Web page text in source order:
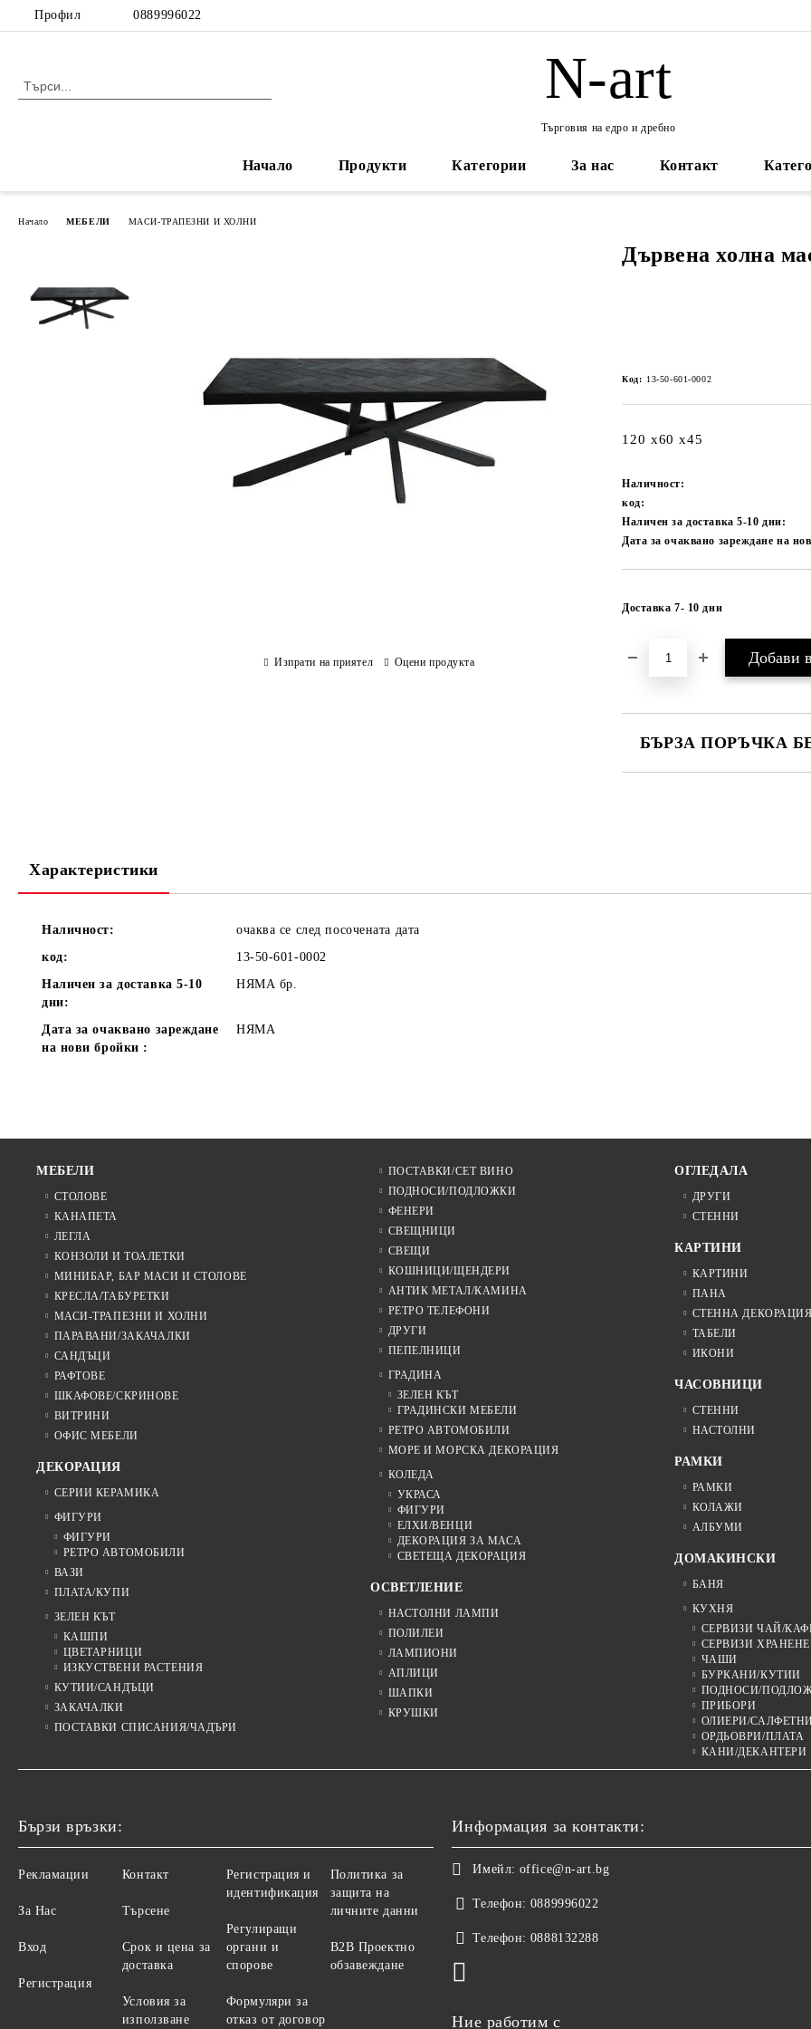
Профил 0889996022
N-art
Търговия на едро и дребно
Начало Продукти Категории За нас Контакт
Начало МЕБЕЛИ МАСИ-ТРАПЕЗНИ И ХОЛНИ
Дървена холна
Код: 13-50-601-0002
120 x60 x45
Наличност:
код:
Наличен за доставка 5-10 дни:
Дата за очаквано зареждане на
Доставка 7- 10 дни
БЪРЗА ПОРЪЧКА
Изпрати на приятел Оцени продукта
Характеристики
Наличност:
очаква се след посочената дата
код:
13-50-601-0002
Наличен за доставка 5-10
дни:
НЯМА бр.
Дата за очаквано зареждане
на нови бройки :
НЯМА
МЕБЕЛИ
СТОЛОВЕ
КАНАПЕТА
ЛЕГЛА
КОНЗОЛИ И ТОАЛЕТКИ
МИНИБАР, БАР МАСИ И СТОЛОВЕ
КРЕСЛА/ТАБУРЕТКИ
МАСИ-ТРАПЕЗНИ И ХОЛНИ
ПАРАВАНИ/ЗАКАЧАЛКИ
САНДЪЦИ
РАФТОВЕ
ШКАФОВЕ/СКРИНОВЕ
ВИТРИНИ
ОФИС МЕБЕЛИ
ДЕКОРАЦИЯ
СЕРИИ КЕРАМИКА
ФИГУРИ
ФИГУРИ
РЕТРО АВТОМОБИЛИ
ВАЗИ
ПЛАТА/КУПИ
ЗЕЛЕН КЪТ
КАШПИ
ЦВЕТАРНИЦИ
ИЗКУСТВЕНИ РАСТЕНИЯ
КУТИИ/САНДЪЦИ
ЗАКАЧАЛКИ
ПОСТАВКИ СПИСАНИЯ/ЧАДЪРИ
ПОСТАВКИ/СЕТ ВИНО
ПОДНОСИ/ПОДЛОЖКИ
ФЕНЕРИ
СВЕЩНИЦИ
СВЕЩИ
КОШНИЦИ/ЩЕНДЕРИ
АНТИК МЕТАЛ/КАМИНА
РЕТРО ТЕЛЕФОНИ
ДРУГИ
ПЕПЕЛНИЦИ
ГРАДИНА
ЗЕЛЕН КЪТ
ГРАДИНСКИ МЕБЕЛИ
РЕТРО АВТОМОБИЛИ
МОРЕ И МОРСКА ДЕКОРАЦИЯ
КОЛЕДА
УКРАСА
ФИГУРИ
ЕЛХИ/ВЕНЦИ
ДЕКОРАЦИЯ ЗА МАСА
СВЕТЕЩА ДЕКОРАЦИЯ
ОСВЕТЛЕНИЕ
НАСТОЛНИ ЛАМПИ
ПОЛИЛЕИ
ЛАМПИОНИ
АПЛИЦИ
ШАПКИ
КРУШКИ
ОГЛЕДАЛА
ДРУГИ
СТЕННИ
КАРТИНИ
КАРТИНИ
ПАНА
СТЕННА ДЕКОРАЦИЯ
ТАБЕЛИ
ИКОНИ
ЧАСОВНИЦИ
СТЕННИ
НАСТОЛНИ
РАМКИ
РАМКИ
КОЛАЖИ
АЛБУМИ
ДОМАКИНСКИ
БАНЯ
КУХНЯ
СЕРВИЗИ ЧАЙ/
СЕРВИЗИ ХРАНЕНЕ
ЧАШИ
БУРКАНИ/КУТИИ
ПОДНОСИ/
ПРИБОРИ
ОЛИЕРИ/
ОРДЬОВРИ/ПЛАТА
КАНИ/ДЕКАНТЕРИ
Бързи връзки:
Рекламации
За Нас
Вход
Регистрация
Контакт
Търсене
Срок и цена за
доставка
Условия за
използване
Регистрация и
идентификация
Регулиращи
органи и
спорове
Формуляри за
отказ от договор
Политика за
защита на
личните данни
B2B Проектно
обзавеждане
Информация за контакти:
Имейл: office@n-art.bg
Телефон: 0889996022
Телефон: 0888132288
Ние работим с